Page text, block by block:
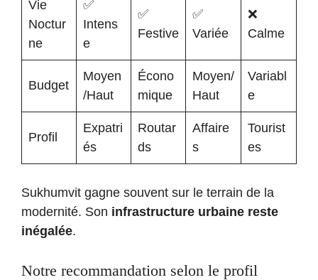
Vie
Noctur
ne
✅
Intens
e
✅
Festive
✅
Variée
❌
Calme
Budget
Moyen
/Haut
Écono
mique
Moyen/
Haut
Variabl
e
Profil
Expatri
és
Routar
ds
Affaire
s
Tourist
es
Sukhumvit gagne souvent sur le terrain de la
modernité. Son infrastructure urbaine reste
inégalée.
Notre recommandation selon le profil